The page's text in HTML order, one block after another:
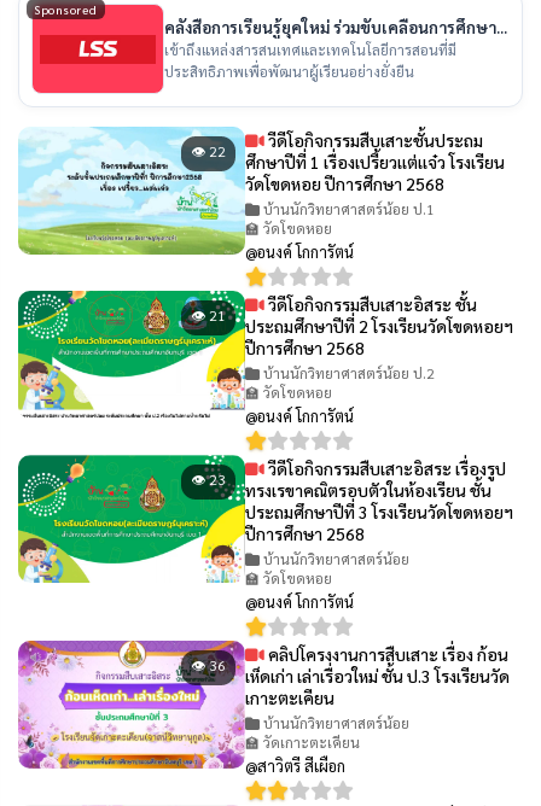
Sponsored
คลังสื่อการเรียนรู้ยุคใหม่ ร่วมขับเคลื่อนการศึกษา
ไทย
เข้าถึงแหล่งสารสนเทศและเทคโนโลยีการสอนที่มี
ประสิทธิภาพเพื่อพัฒนาผู้เรียนอย่างยั่งยืน
👁 22
วีดีโอกิจกรรมสืบเสาะชั้นประถม
ศึกษาปีที่ 1 เรื่องเปรี้ยวเเต่เเจ๋ว โรงเรียน
วัดโขดหอย ปีการศึกษา 2568
บ้านนักวิทยาศาสตร์น้อย ป.1
🏫 วัดโขดหอย
@อนงค์ โกการัตน์
👁 21
วีดีโอกิจกรรมสืบเสาะอิสระ ชั้น
ประถมศึกษาปีที่ 2 โรงเรียนวัดโขดหอยฯ
ปีการศึกษา 2568
บ้านนักวิทยาศาสตร์น้อย ป.2
🏫 วัดโขดหอย
@อนงค์ โกการัตน์
👁 23
วีดีโอกิจกรรมสืบเสาะอิสระ เรื่องรูป
ทรงเรขาคณิตรอบตัวในห้องเรียน ชั้น
ประถมศึกษาปีที่ 3 โรงเรียนวัดโขดหอยฯ
ปีการศึกษา 2568
บ้านนักวิทยาศาสตร์น้อย
🏫 วัดโขดหอย
@อนงค์ โกการัตน์
👁 36
คลิปโครงงานการสืบเสาะ เรื่อง ก้อน
เห็ดเก่า เล่าเรื่อวใหม่ ชั้น ป.3 โรงเรียนวัด
เกาะตะเคียน
บ้านนักวิทยาศาสตร์น้อย
🏫 วัดเกาะตะเคียน
@สาวิตรี สีเผือก